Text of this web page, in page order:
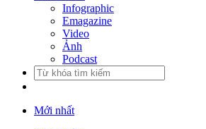
Infographic
Emagazine
Video
Ảnh
Podcast
Mới nhất